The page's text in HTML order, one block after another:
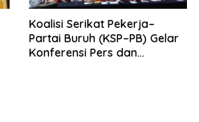
Koalisi Serikat Pekerja–
Partai Buruh (KSP–PB) Gelar
Konferensi Pers dan